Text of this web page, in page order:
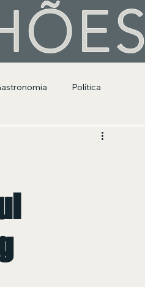
Política